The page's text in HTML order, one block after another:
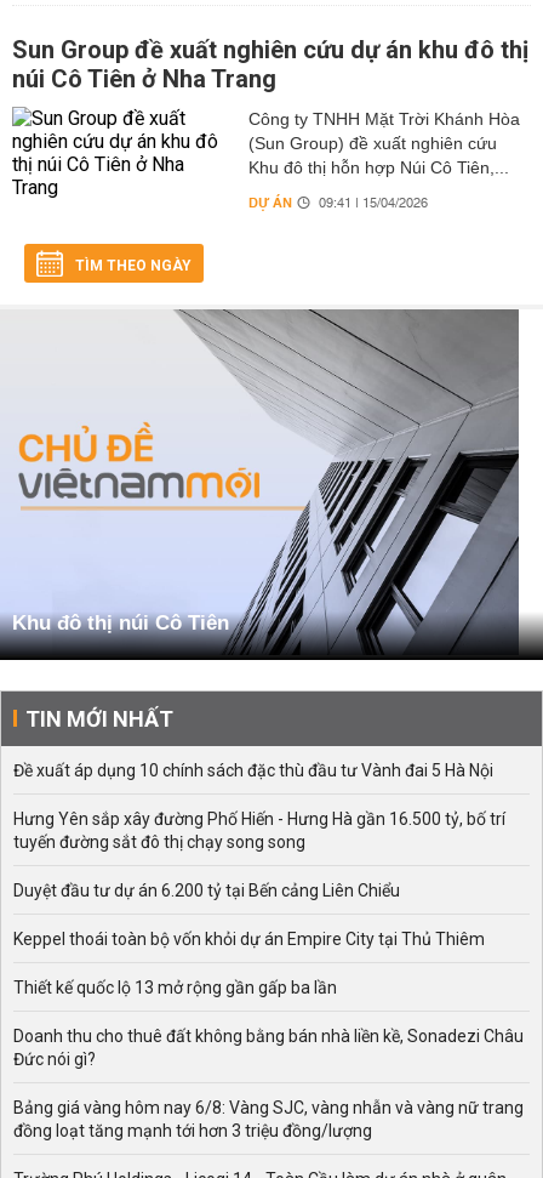
Sun Group đề xuất nghiên cứu dự án khu đô thị
núi Cô Tiên ở Nha Trang
Công ty TNHH Mặt Trời Khánh Hòa
(Sun Group) đề xuất nghiên cứu
Khu đô thị hỗn hợp Núi Cô Tiên,...
DỰ ÁN 09:41 | 15/04/2026
TÌM THEO NGÀY
Khu đô thị núi Cô Tiên
TIN MỚI NHẤT
Đề xuất áp dụng 10 chính sách đặc thù đầu tư Vành đai 5 Hà Nội
Hưng Yên sắp xây đường Phố Hiến - Hưng Hà gần 16.500 tỷ, bố trí
tuyến đường sắt đô thị chạy song song
Duyệt đầu tư dự án 6.200 tỷ tại Bến cảng Liên Chiểu
Keppel thoái toàn bộ vốn khỏi dự án Empire City tại Thủ Thiêm
Thiết kế quốc lộ 13 mở rộng gần gấp ba lần
Doanh thu cho thuê đất không bằng bán nhà liền kề, Sonadezi Châu
Đức nói gì?
Bảng giá vàng hôm nay 6/8: Vàng SJC, vàng nhẫn và vàng nữ trang
đồng loạt tăng mạnh tới hơn 3 triệu đồng/lượng